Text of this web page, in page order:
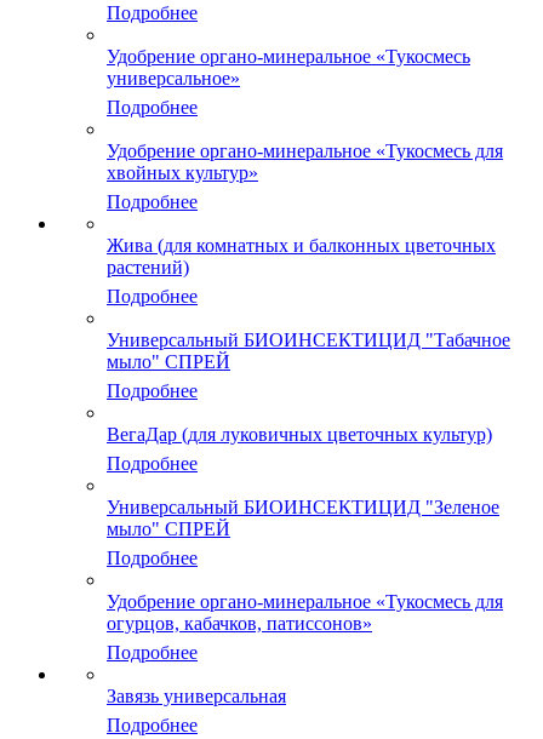
Подробнее
Удобрение органо-минеральное «Тукосмесь
универсальное»
Подробнее
Удобрение органо-минеральное «Тукосмесь для
хвойных культур»
Подробнее
Жива (для комнатных и балконных цветочных
растений)
Подробнее
Универсальный БИОИНСЕКТИЦИД "Табачное
мыло" СПРЕЙ
Подробнее
ВегаДар (для луковичных цветочных культур)
Подробнее
Универсальный БИОИНСЕКТИЦИД "Зеленое
мыло" СПРЕЙ
Подробнее
Удобрение органо-минеральное «Тукосмесь для
огурцов, кабачков, патиссонов»
Подробнее
Завязь универсальная
Подробнее